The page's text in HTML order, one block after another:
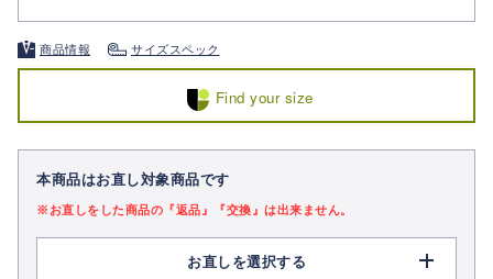
商品情報 サイズスペック
Find your size
本商品はお直し対象商品です
※お直しをした商品の『返品』『交換』は出来ません。
お直しを選択する